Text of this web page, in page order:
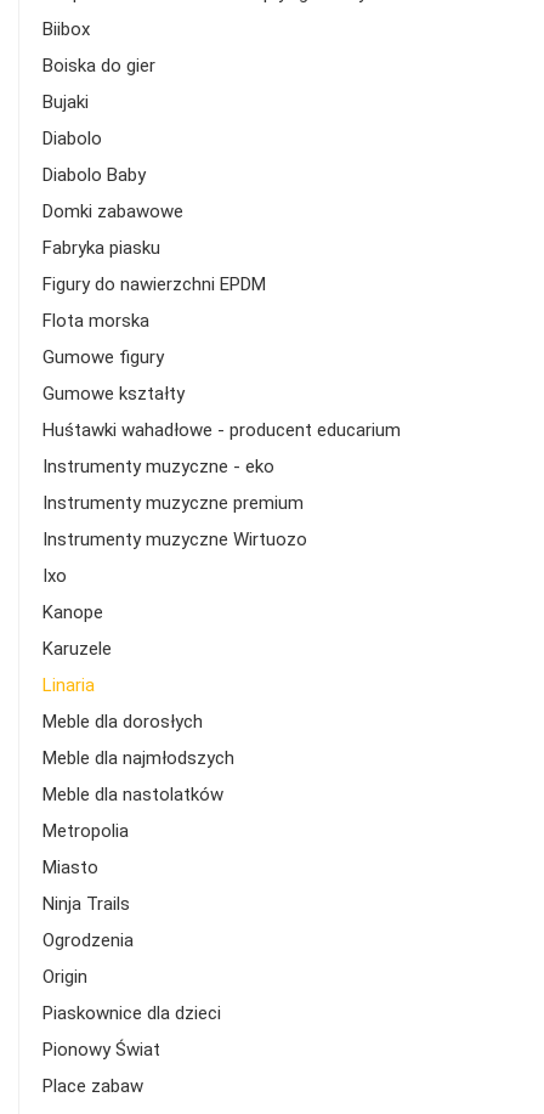
Biibox
Boiska do gier
Bujaki
Diabolo
Diabolo Baby
Domki zabawowe
Fabryka piasku
Figury do nawierzchni EPDM
Flota morska
Gumowe figury
Gumowe kształty
Huśtawki wahadłowe - producent educarium
Instrumenty muzyczne - eko
Instrumenty muzyczne premium
Instrumenty muzyczne Wirtuozo
Ixo
Kanope
Karuzele
Linaria
Meble dla dorosłych
Meble dla najmłodszych
Meble dla nastolatków
Metropolia
Miasto
Ninja Trails
Ogrodzenia
Origin
Piaskownice dla dzieci
Pionowy Świat
Place zabaw